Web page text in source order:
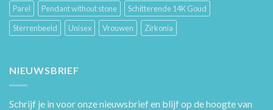
Parel
Pendant without stone
Schitterende 14K Goud
Sterrenbeeld
Unisex Vrouwen Zirkonia
NIEUWSBRIEF
Schrijf je in voor onze nieuwsbrief en blijf op de hoogte van